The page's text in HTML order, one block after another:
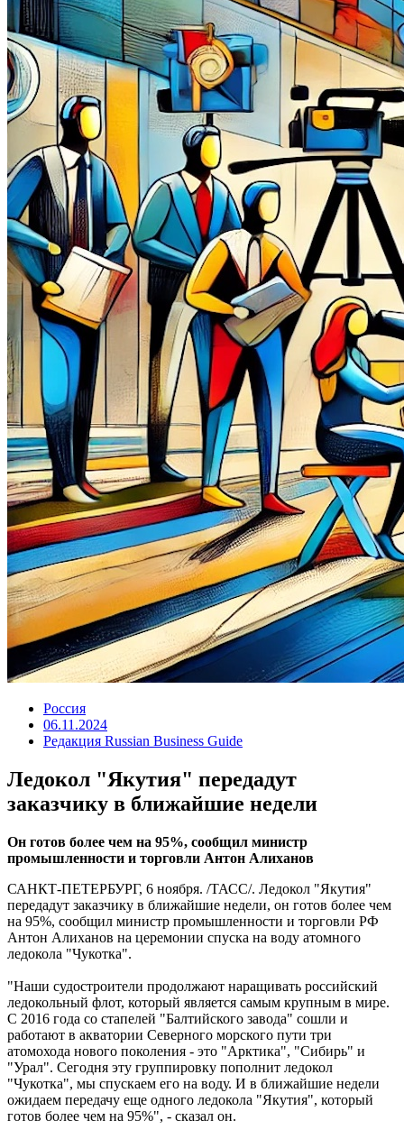
Россия
06.11.2024
Редакция Russian Business Guide
Ледокол "Якутия" передадут
заказчику в ближайшие недели
Он готов более чем на 95%, сообщил министр
промышленности и торговли Антон Алиханов
САНКТ-ПЕТЕРБУРГ, 6 ноября. /ТАСС/. Ледокол "Якутия"
передадут заказчику в ближайшие недели, он готов более чем
на 95%, сообщил министр промышленности и торговли РФ
Антон Алиханов на церемонии спуска на воду атомного
ледокола "Чукотка".
"Наши судостроители продолжают наращивать российский
ледокольный флот, который является самым крупным в мире.
С 2016 года со стапелей "Балтийского завода" сошли и
работают в акватории Северного морского пути три
атомохода нового поколения - это "Арктика", "Сибирь" и
"Урал". Сегодня эту группировку пополнит ледокол
"Чукотка", мы спускаем его на воду. И в ближайшие недели
ожидаем передачу еще одного ледокола "Якутия", который
готов более чем на 95%", - сказал он.